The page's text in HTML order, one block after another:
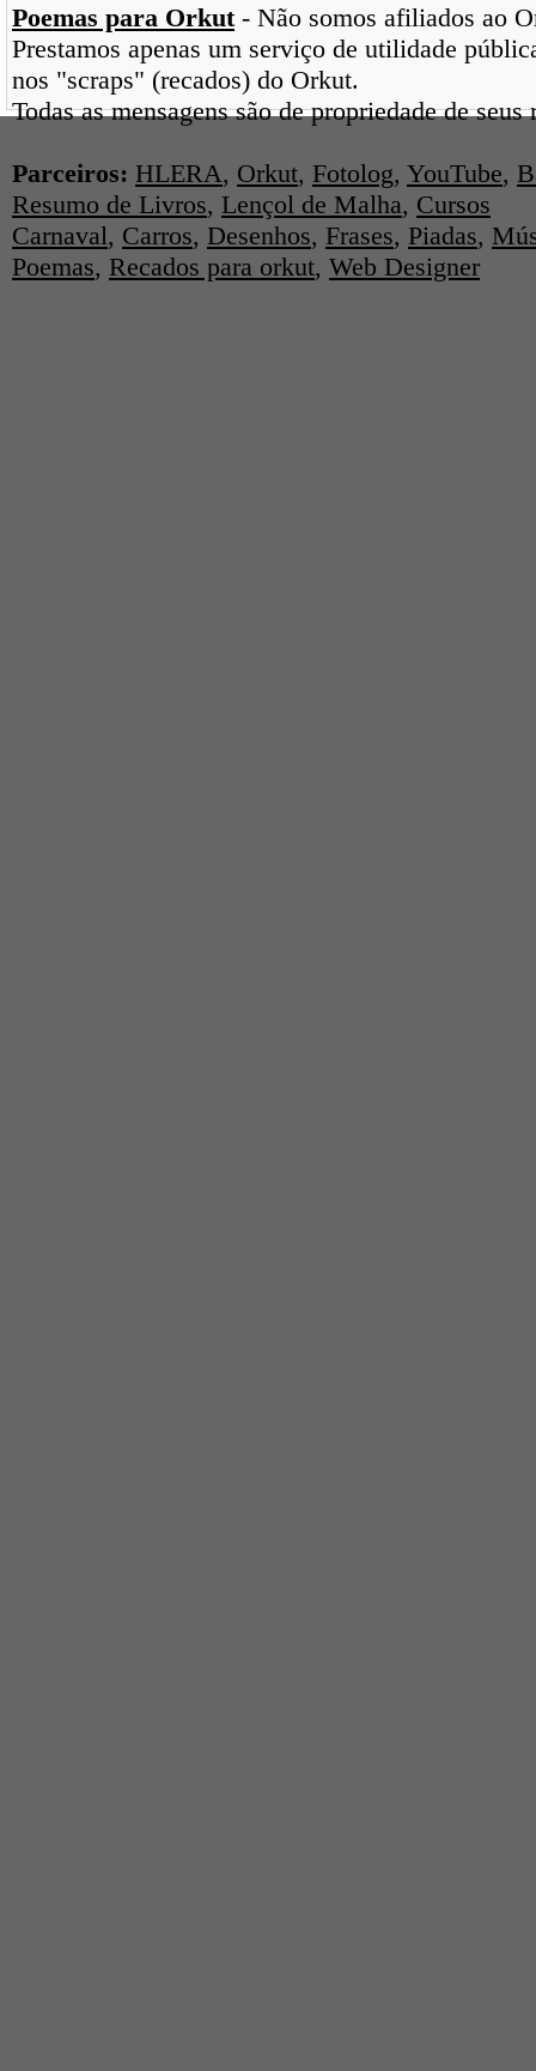
Poemas para Orkut- Não somos afiliados ao
Prestamos apenas um serviço de utilidade
nos "scraps" (recados) do Orkut.
Todas as mensagens são de propriedade de
Parceiros: HLERA, Orkut, Fotolog, YouTube,
Resumo de Livros, Lençol de Malha, Cursos
Carnaval, Carros, Desenhos, Frases, Piadas,
Poemas, Recados para orkut, Web Designer